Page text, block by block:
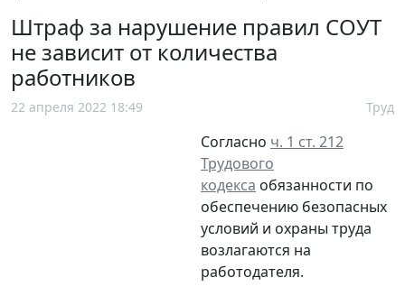
Штраф за нарушение правил СОУТ
не зависит от количества
работников
22 апреля 2022 18:49 Труд
Согласно ч. 1 ст. 212
Трудового
кодекса обязанности по
обеспечению безопасных
условий и охраны труда
возлагаются на
работодателя.